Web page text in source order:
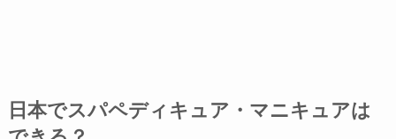
日本でスパペディキュア・マニキュアは